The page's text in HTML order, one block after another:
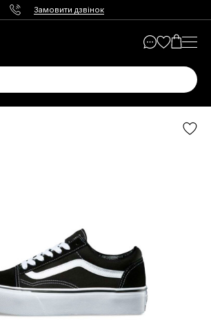
Замовити дзвінок